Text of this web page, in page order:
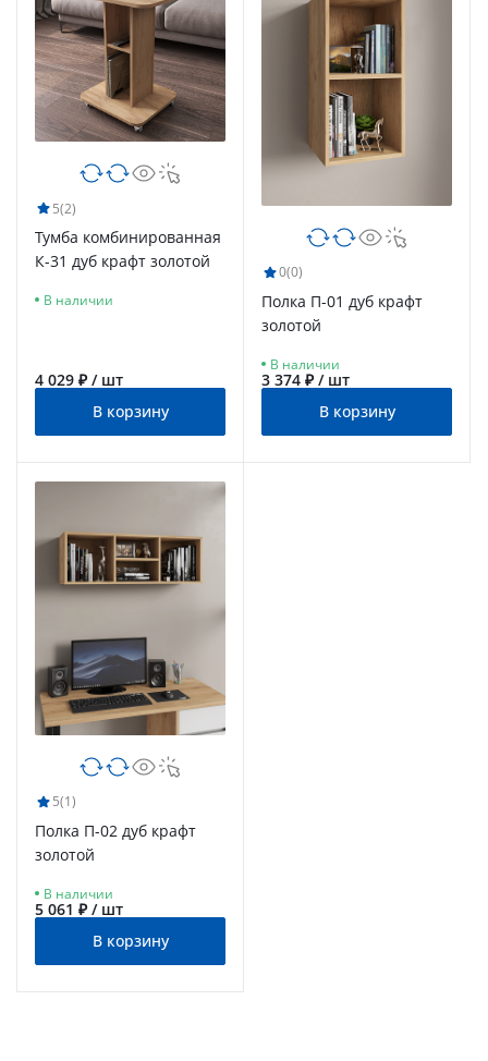
5(2)
Тумба комбинированная
К-31 дуб крафт золотой
В наличии
4 029 ₽ / шт
В корзину
0(0)
Полка П-01 дуб крафт
золотой
В наличии
3 374 ₽ / шт
В корзину
5(1)
Полка П-02 дуб крафт
золотой
В наличии
5 061 ₽ / шт
В корзину